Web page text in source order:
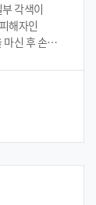
각색이
마신 후 손을
의뢰인의
방문하여
하고 사건을